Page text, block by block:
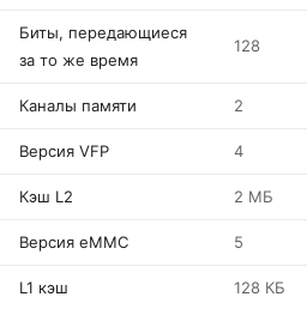
Биты, передающиеся
за то же время
128
Каналы памяти 2
Версия VFP 4
Кэш L2 2 МБ
Версия eMMC 5
L1 кэш 128 КБ